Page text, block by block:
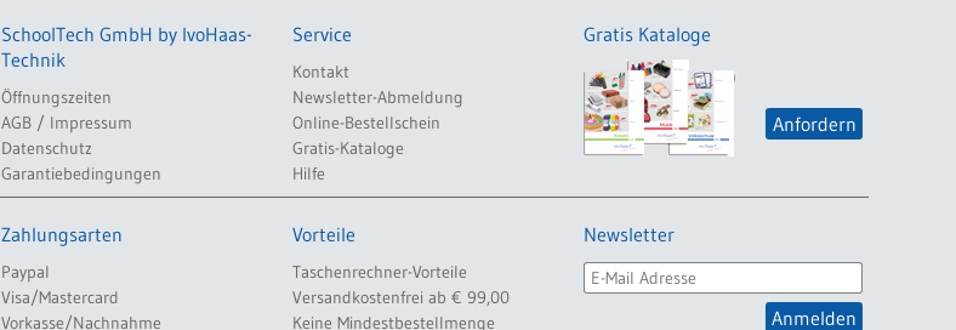
SchoolTech GmbH by IvoHaas-
Technik
Öffnungszeiten
AGB / Impressum
Datenschutz
Garantiebedingungen
Service
Kontakt
Newsletter-Abmeldung
Online-Bestellschein
Gratis-Kataloge
Hilfe
Gratis Kataloge
Anfordern
Zahlungsarten
Paypal
Visa/Mastercard
Vorkasse/Nachnahme
Vorteile
Taschenrechner-Vorteile
Versandkostenfrei ab € 99,00
Keine Mindestbestellmenge
Newsletter
Anmelden